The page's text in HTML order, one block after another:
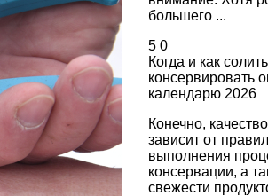
большего ...
5 0
Когда и как
консервировать
календарю 2026
Конечно,
зависит от
выполнения
консервации, а
свежести